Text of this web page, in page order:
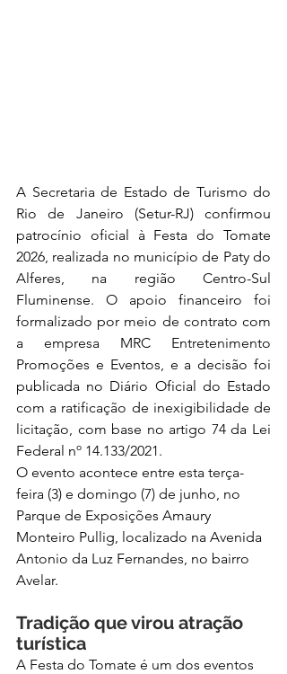
A Secretaria de Estado de Turismo do
Rio de Janeiro (Setur-RJ) confirmou
patrocínio oficial à Festa do Tomate
2026, realizada no município de Paty do
Alferes, na região Centro-Sul
Fluminense. O apoio financeiro foi
formalizado por meio de contrato com
a empresa MRC Entretenimento
Promoções e Eventos, e a decisão foi
publicada no Diário Oficial do Estado
com a ratificação de inexigibilidade de
licitação, com base no artigo 74 da Lei
Federal nº 14.133/2021.
O evento acontece entre esta terça-
feira (3) e domingo (7) de junho, no
Parque de Exposições Amaury
Monteiro Pullig, localizado na Avenida
Antonio da Luz Fernandes, no bairro
Avelar.
Tradição que virou atração
turística
A Festa do Tomate é um dos eventos